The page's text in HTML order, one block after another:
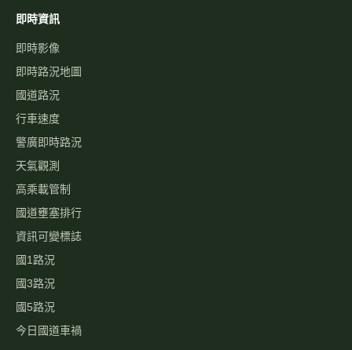
即時資訊
即時影像
即時路況地圖
國道路況
行車速度
警廣即時路況
天氣觀測
高乘載管制
國道壅塞排行
資訊可變標誌
國1路況
國3路況
國5路況
今日國道車禍